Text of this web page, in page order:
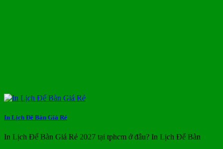
In Lịch Để Bàn Giá Rẻ
In Lịch Để Bàn Giá Rẻ 2027 tại tphcm ở đâu? In Lịch Để Bàn